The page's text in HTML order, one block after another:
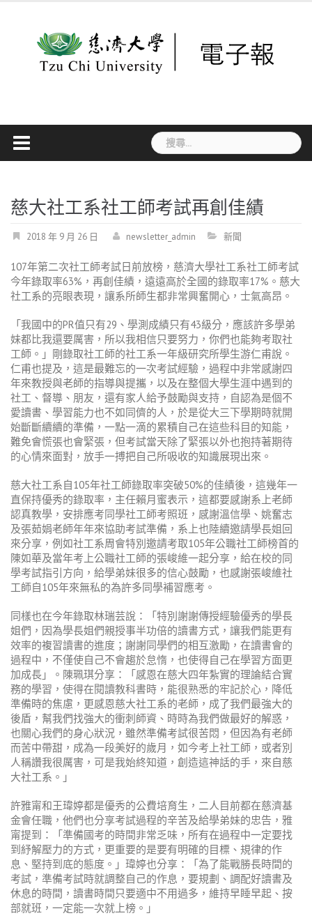
搜
尋
字:
慈大社工系社工師考試再創佳績
2018 年 9 月 26 日 newsletter_admin 新聞
107年第二次社工師考試日前放榜，慈濟大學社工系社工師考試
今年錄取率63%，再創佳績，遠遠高於全國的錄取率17%。慈大
社工系的亮眼表現，讓系所師生都非常興奮開心，士氣高昂。
「我國中的PR值只有29、學測成績只有43級分，應該許多學弟
妹都比我還要厲害，所以我相信只要努力，你們也能夠考取社
工師。」剛錄取社工師的社工系一年級研究所學生游仁甫說。
仁甫也提及，這是最難忘的一次考試經驗，過程中非常感謝四
年來教授與老師的指導與提攜，以及在整個大學生涯中遇到的
社工、督導、朋友，還有家人給予鼓勵與支持，自認為是個不
愛讀書、學習能力也不如同儕的人，於是從大三下學期時就開
始斷斷續續的準備，一點一滴的累積自己在這些科目的知能，
難免會慌張也會緊張，但考試當天除了緊張以外也抱持著期待
的心情來面對，放手一搏把自己所吸收的知識展現出來。
慈大社工系自105年社工師錄取率突破50%的佳績後，這幾年一
直保持優秀的錄取率，主任賴月蜜表示，這都要感謝系上老師
認真教學，安排應考同學社工師考照班，感謝溫信學、姚奮志
及張茹娟老師年年來協助考試準備，系上也陸續邀請學長姐回
來分享，例如社工系周會特別邀請考取105年公職社工師榜首的
陳如華及當年考上公職社工師的張峻維一起分享，給在校的同
學考試指引方向，給學弟妹很多的信心鼓勵，也感謝張峻維社
工師自105年來無私的為許多同學補習應考。
同樣也在今年錄取林瑞芸說：「特別謝謝傳授經驗優秀的學長
姐們，因為學長姐們親授事半功倍的讀書方式，讓我們能更有
效率的複習讀書的進度；謝謝同學們的相互激勵，在讀書會的
過程中，不僅使自己不會趨於怠惰，也使得自己在學習方面更
加成長」。陳珮琪分享：「感恩在慈大四年紮實的理論結合實
務的學習，使得在閱讀教科書時，能很熟悉的牢記於心，降低
準備時的焦慮，更感恩慈大社工系的老師，成了我們最強大的
後盾，幫我們找強大的衝刺師資、時時為我們做最好的解惑，
也關心我們的身心狀況，雖然準備考試很苦悶，但因為有老師
而苦中帶甜，成為一段美好的歲月，如今考上社工師，或者別
人稱讚我很厲害，可是我始終知道，創造這神話的手，來自慈
大社工系。」
許雅甯和王瑋婷都是優秀的公費培育生，二人目前都在慈濟基
金會任職，他們也分享考試過程的辛苦及給學弟妹的忠告，雅
甯提到：「準備國考的時間非常乏味，所有在過程中一定要找
到紓解壓力的方式，更重要的是要有明確的目標、規律的作
息、堅持到底的態度。」瑋婷也分享：「為了能戰勝長時間的
考試，準備考試時就調整自己的作息，要規劃、調配好讀書及
休息的時間，讀書時間只要適中不用過多，維持早睡早起、按
部就班，一定能一次就上榜。」